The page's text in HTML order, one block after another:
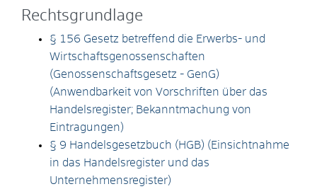
Rechtsgrundlage
§ 156 Gesetz betreffend die Erwerbs- und
Wirtschaftsgenossenschaften
(Genossenschaftsgesetz - GenG)
(Anwendbarkeit von Vorschriften über das
Handelsregister; Bekanntmachung von
Eintragungen)
§ 9 Handelsgesetzbuch (HGB) (Einsichtnahme
in das Handelsregister und das
Unternehmensregister)